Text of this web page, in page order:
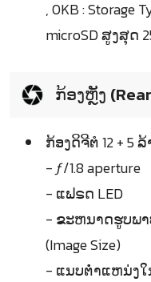
, 0KB : Storage
microSD ສູງສຸດ
ກ້ອງຫຼັງ
ກ້ອງດິຈີຕໍ 12 + 5
- ƒ/1.8 aperture
- ແຟຣດ LED
- ຂະຫນາດຮູບພາ
(Image Size)
- ແນບຕ່ຳແຫນ່ງໃ